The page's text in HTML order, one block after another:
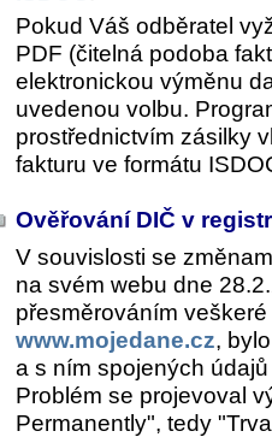
Pokud Váš odběratel
PDF (čitelná podoba
elektronickou výměnu
uvedenou volbu.
prostřednictvím zásilky
fakturu ve formátu
Ověřování DIČ v
V souvislosti se
na svém webu dne
přesměrováním
www.mojedane.cz,
a s ním spojených
Problém se projevoval
Permanently", tedy